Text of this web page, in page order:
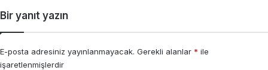
Bir yanıt yazın
E-posta adresiniz yayınlanmayacak. Gerekli alanlar * ile
işaretlenmişlerdir